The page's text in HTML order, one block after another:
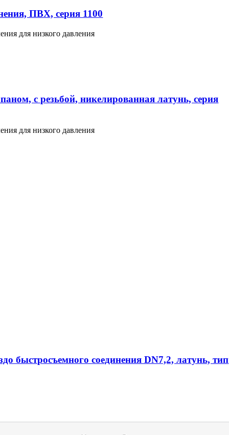
ПВХ, серия 1100
для низкого давления
с резьбой, никелированная латунь, серия
для низкого давления
быстросъемного соединения DN7,2, латунь, тип